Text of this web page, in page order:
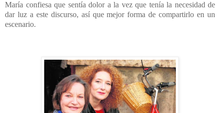
María confiesa que sentía dolor a la vez que tenía la necesidad de
dar luz a este discurso, así que mejor forma de compartirlo en un
escenario.